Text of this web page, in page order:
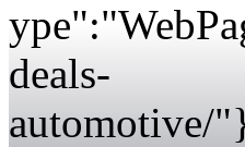
deals-
automotive/